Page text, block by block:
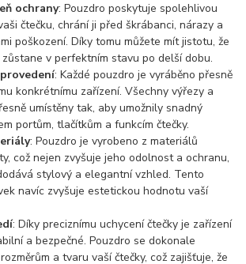
ochrany: Pouzdro poskytuje spolehlivou
čtečku, chrání ji před škrábanci, nárazy a
poškození. Díky tomu můžete mít jistotu, že
v perfektním stavu po delší dobu.
: Každé pouzdro je vyráběno přesně
konkrétnímu zařízení. Všechny výřezy a
umístěny tak, aby umožnily snadný
portům, tlačítkům a funkcím čtečky.
: Pouzdro je vyrobeno z materiálů
což nejen zvyšuje jeho odolnost a ochranu,
stylový a elegantní vzhled. Tento
navíc zvyšuje estetickou hodnotu vaší
: Díky preciznímu uchycení čtečky je zařízení
a bezpečné. Pouzdro se dokonale
a tvaru vaší čtečky, což zajišťuje, že